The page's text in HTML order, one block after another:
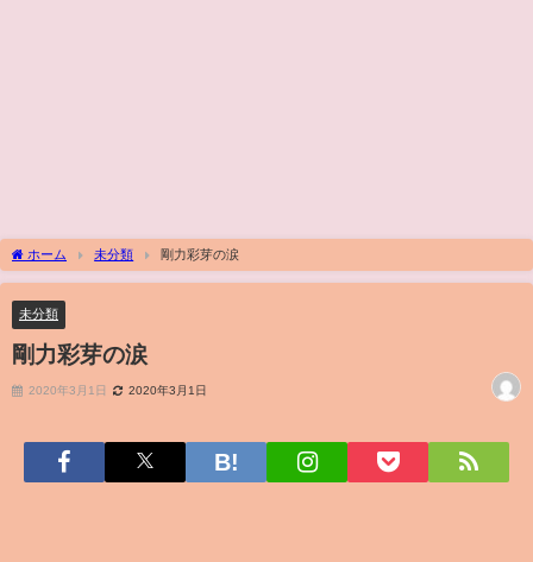
ホーム 未分類 剛力彩芽の涙
未分類
剛力彩芽の涙
2020年3月1日 2020年3月1日